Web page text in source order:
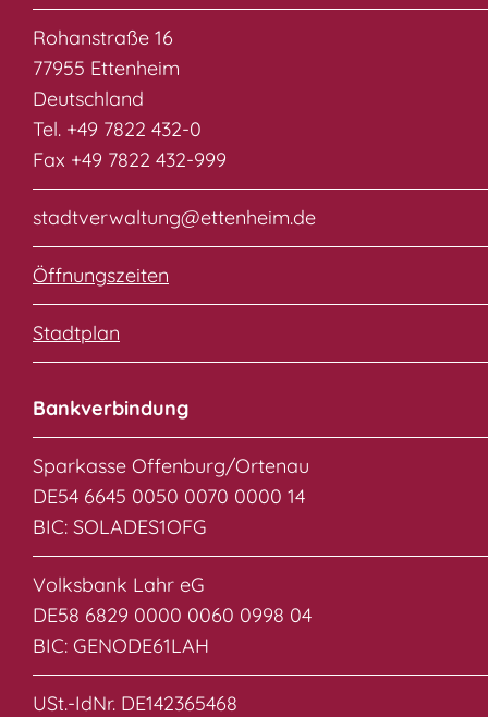
Rohanstraße 16
77955 Ettenheim
Deutschland
Tel. +49 7822 432-0
Fax +49 7822 432-999
stadtverwaltung@ettenheim.de
Öffnungszeiten
Stadtplan
Bankverbindung
Sparkasse Offenburg/Ortenau
DE54 6645 0050 0070 0000 14
BIC: SOLADES1OFG
Volksbank Lahr eG
DE58 6829 0000 0060 0998 04
BIC: GENODE61LAH
USt.-IdNr. DE142365468